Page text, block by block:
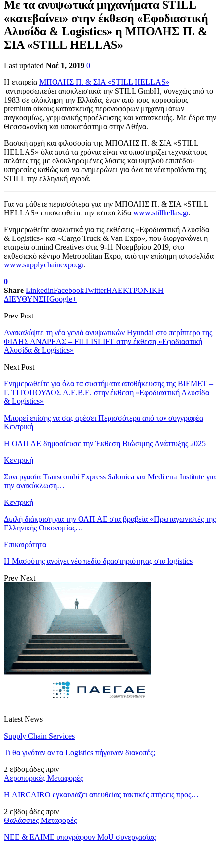
Με τα ανυψωτικά μηχανήματα STILL
«κατεβαίνει» στην έκθεση «Εφοδιαστική
Αλυσίδα & Logistics» η ΜΠΟΛΗΣ Π. &
ΣΙΑ «STILL HELLAS»
Last updated Νοέ 1, 2019 0
Η εταιρεία ΜΠΟΛΗΣ Π. & ΣΙΑ «STILL HELLAS»
αντιπροσωπεύει αποκλειστικά την STILL GmbH, συνεχώς από το
1983 σε ολόκληρη την Ελλάδα, έναν από τους κορυφαίους
premium οίκους κατασκευής περονοφόρων μηχανημάτων
παγκοσμίως, γερμανικής προέλευσης και κατασκευής. Με έδρα την
Θεσσαλονίκη και υποκατάστημα στην Αθήνα.
Βασική αρχή και φιλοσοφία της ΜΠΟΛΗΣ Π. & ΣΙΑ «STILL
HELLAS» όλα αυτά τα χρόνια είναι να υποστηρίζει τεχνικά τους
πελάτες της με ολοκληρωμένες λύσεις και υψηλού επιπέδου
υπηρεσίες καθώς και να ενημερώνει για όλα τα νέα προϊόντα της
STILL την ελληνική αγορά.
Για να μάθετε περισσότερα για την ΜΠΟΛΗΣ Π. & ΣΙΑ «STILL
HELLAS» επισκεφθείτε την ιστοσελίδα www.stillhellas.gr.
Ενημερωθείτε αναλυτικά για τις εκθέσεις «Εφοδιαστική Αλυσίδα
& Logistics» και «Cargo Truck & Van Expo», που διοργανώνει η
εταιρεία o.mind Creatives στις 9-11 Νοεμβρίου 2019, στο
εκθεσιακό κέντρο Metropolitan Expo, από την επίσημη ιστοσελίδα
www.supplychainexpo.gr.
0
Share LinkedinFacebookTwitterΗΛΕΚΤΡΟΝΙΚΗ
ΔΙΕΥΘΥΝΣΗGoogle+
Prev Post
Ανακαλύψτε τη νέα γενιά ανυψωτικών Hyundai στο περίπτερο της
ΦΙΛΗΣ ΑΝΔΡΕΑΣ – FILLISLIFT στην έκθεση «Εφοδιαστική
Αλυσίδα & Logistics»
Next Post
Ενημερωθείτε για όλα τα συστήματα αποθήκευσης της BIEMET –
Γ. ΤΙΤΟΠΟΥΛΟΣ A.E.B.E. στην έκθεση «Εφοδιαστική Αλυσίδα
& Logistics»
Μπορεί επίσης να σας αρέσει Περισσότερα από τον συγγραφέα
Κεντρική
Η ΟΛΠ ΑΕ δημοσίευσε την Έκθεση Βιώσιμης Ανάπτυξης 2025
Κεντρική
Συνεργασία Transcombi Express Salonica και Mediterra Institute για
την ανακύκλωση…
Κεντρική
Διπλή διάκριση για την ΟΛΠ ΑΕ στα βραβεία «Πρωταγωνιστές της
Ελληνικής Οικονομίας…
Επικαιρότητα
Η Μασούτης ανοίγει νέο πεδίο δραστηριότητας στα logistics
Prev Next
Latest News
Supply Chain Services
Τι θα γινόταν αν τα Logistics πήγαιναν διακοπές;
2 εβδομάδες πριν
Αεροπορικές Μεταφορές
Η AIRCAIRO εγκαινιάζει απευθείας τακτικές πτήσεις προς…
2 εβδομάδες πριν
Θαλάσσιες Μεταφορές
ΝΕΕ & ΕΛΙΜΕ υπογράφουν MoU συνεργασίας